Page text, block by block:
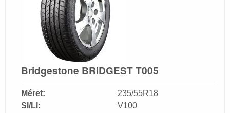
Bridgestone BRIDGEST T005
Méret:
SI/LI:
235/55R18
V100